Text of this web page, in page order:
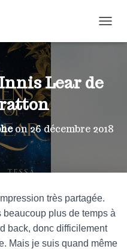
Lear de
on26 décembre 2018
très partagée.
beaucoup plus de temps à
back, donc difficilement
Mais je suis quand même